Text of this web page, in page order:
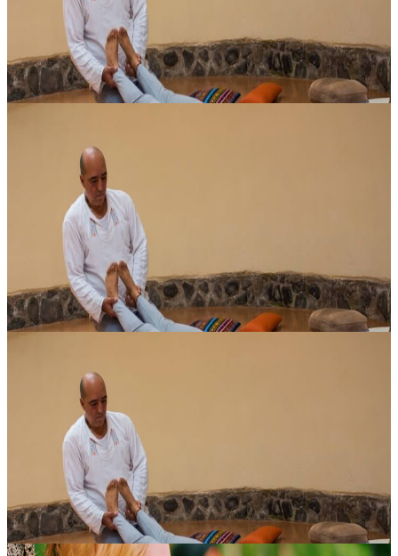
Su richiesta
Contatta l'organizzatore per le date disponibili
Quito, Ecuador
9ª Giornata del Benessere
Vi invitiamo a vivere una splendida giornata di benessere, pensata
per tutta la famiglia e ricca di attività da condividere insieme, dalle
10:00 alle 18:00. Ci ritroviamo ancora una volta nel meravigl...
Su richiesta
Contatta l'organizzatore per le date disponibili
Quito, Ecuador
Arti Curative Antiche / Arti Curative Millenarie
Corso disponibile in 7 lingue: inglese / tedesco / portoghese /
spagnolo / italiano / francese / giapponese – Sabato 28 novembre,
dalle 10:00 alle 14:00: ZEN SHIATSU (introduzione) – Domenica
29 novem...
40,00 USD
Quito, Ecuador